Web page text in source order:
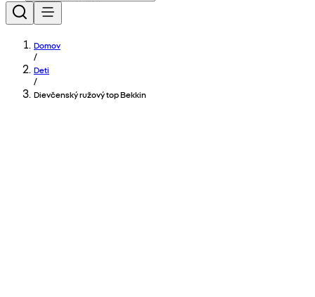
Domov
/
Deti
/
Dievčenský ružový top Bekkin